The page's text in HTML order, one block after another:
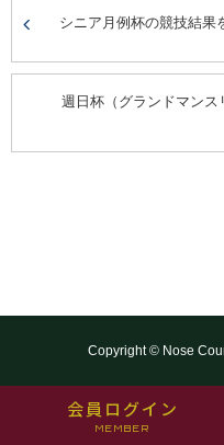
会員ログイン
MEMBER
シニア月例杯の競技結果
週日杯（グランドマン
Copyright © Nose